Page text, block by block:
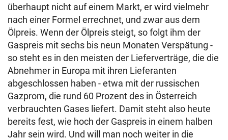
überhaupt nicht auf einem Markt, er wird vielmehr
nach einer Formel errechnet, und zwar aus dem
Ölpreis. Wenn der Ölpreis steigt, so folgt ihm der
Gaspreis mit sechs bis neun Monaten Verspätung -
so steht es in den meisten der Lieferverträge, die die
Abnehmer in Europa mit ihren Lieferanten
abgeschlossen haben - etwa mit der russischen
Gazprom, die rund 60 Prozent des in Österreich
verbrauchten Gases liefert. Damit steht also heute
bereits fest, wie hoch der Gaspreis in einem halben
Jahr sein wird. Und will man noch weiter in die